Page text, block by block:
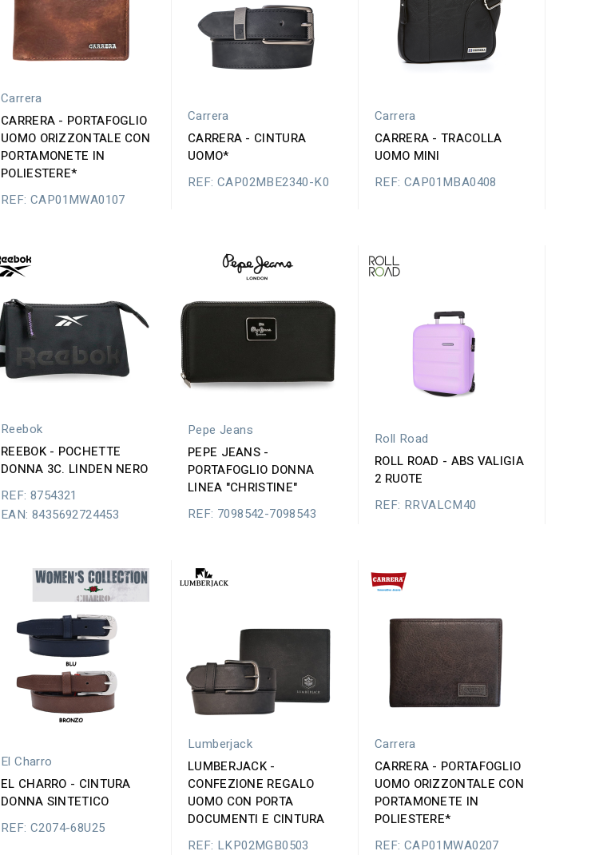
Carrera
CARRERA - PORTAFOGLIO
UOMO ORIZZONTALE CON
PORTAMONETE IN
POLIESTERE*
REF: CAP01MWA0107
Carrera
CARRERA - CINTURA
UOMO*
REF: CAP02MBE2340-K0
Carrera
CARRERA - TRACOLLA
UOMO MINI
REF: CAP01MBA0408
Reebok
REEBOK - POCHETTE
DONNA 3C. LINDEN NERO
REF: 8754321
EAN: 8435692724453
Pepe Jeans
PEPE JEANS -
PORTAFOGLIO DONNA
LINEA "CHRISTINE"
REF: 7098542-7098543
Roll Road
ROLL ROAD - ABS VALIGIA
2 RUOTE
REF: RRVALCM40
El Charro
EL CHARRO - CINTURA
DONNA SINTETICO
REF: C2074-68U25
Lumberjack
LUMBERJACK -
CONFEZIONE REGALO
UOMO CON PORTA
DOCUMENTI E CINTURA
REF: LKP02MGB0503
Carrera
CARRERA - PORTAFOGLIO
UOMO ORIZZONTALE CON
PORTAMONETE IN
POLIESTERE*
REF: CAP01MWA0207